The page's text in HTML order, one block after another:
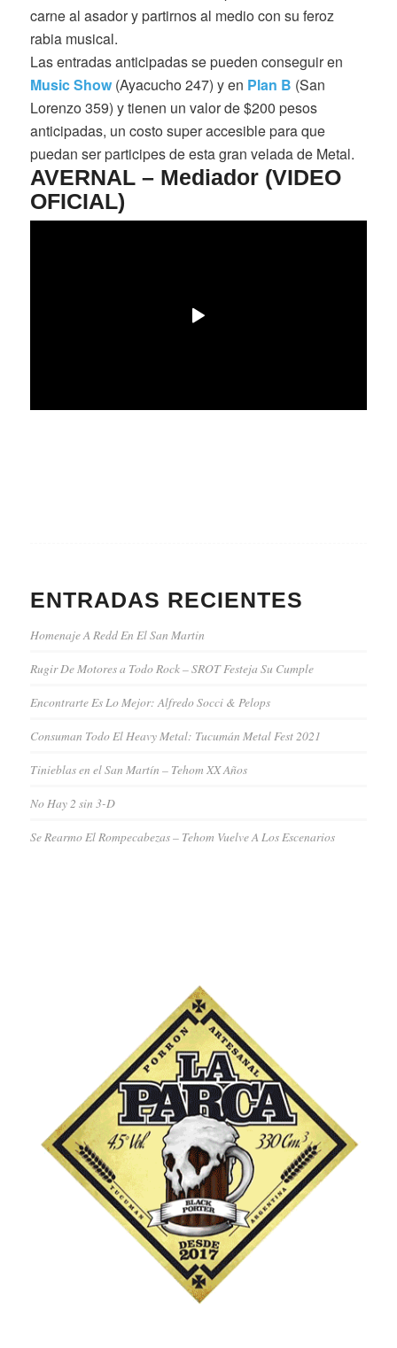
carne al asador y partirnos al medio con su feroz
rabia musical.
Las entradas anticipadas se pueden conseguir en
Music Show(Ayacucho 247) y en Plan B (San
Lorenzo 359) y tienen un valor de $200 pesos
anticipadas, un costo super accesible para que
puedan ser participes de esta gran velada de Metal.
AVERNAL – Mediador (VIDEO
OFICIAL)
ENTRADAS RECIENTES
Homenaje A Redd En El San Martin
Rugir De Motores a Todo Rock – SROT Festeja Su Cumple
Encontrarte Es Lo Mejor: Alfredo Socci & Pelops
Consuman Todo El Heavy Metal: Tucumán Metal Fest 2021
Tinieblas en el San Martín – Tehom XX Años
No Hay 2 sin 3-D
Se Rearmo El Rompecabezas – Tehom Vuelve A Los Escenarios